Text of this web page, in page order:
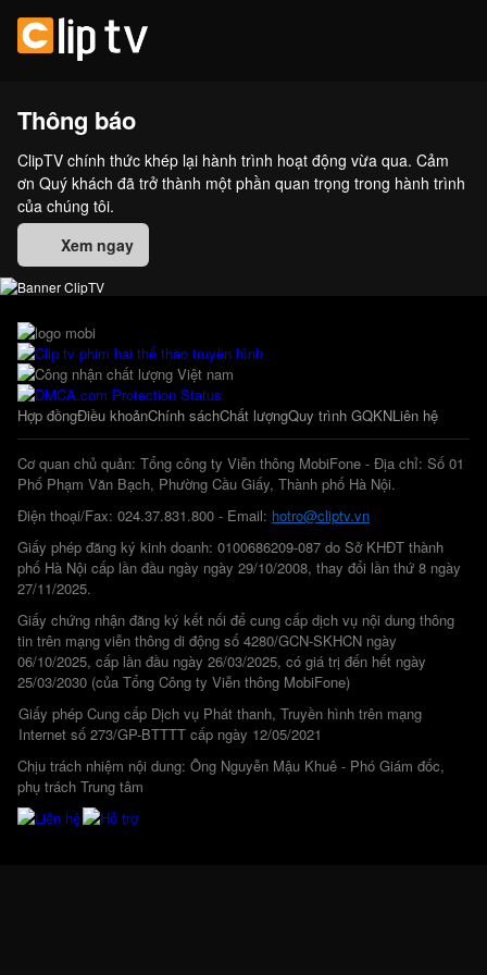
Thông báo
ClipTV chính thức khép lại hành trình hoạt động vừa qua. Cảm
ơn Quý khách đã trở thành một phần quan trọng trong hành trình
của chúng tôi.
Xem ngay
Hợp đồngĐiều khoảnChính sáchChất lượngQuy trình GQKNLiên hệ
Cơ quan chủ quản: Tổng công ty Viễn thông MobiFone - Địa chỉ: Số 01
Phố Phạm Văn Bạch, Phường Cầu Giấy, Thành phố Hà Nội.
Điện thoại/Fax: 024.37.831.800 - Email: hotro@cliptv.vn
Giấy phép đăng ký kinh doanh: 0100686209-087 do Sở KHĐT thành
phố Hà Nội cấp lần đầu ngày ngày 29/10/2008, thay đổi lần thứ 8 ngày
27/11/2025.
Giấy chứng nhận đăng ký kết nối để cung cấp dịch vụ nội dung thông
tin trên mạng viễn thông di động số 4280/GCN-SKHCN ngày
06/10/2025, cấp lần đầu ngày 26/03/2025, có giá trị đến hết ngày
25/03/2030 (của Tổng Công ty Viễn thông MobiFone)
Giấy phép Cung cấp Dịch vụ Phát thanh, Truyền hình trên mạng
Internet số 273/GP-BTTTT cấp ngày 12/05/2021
Chịu trách nhiệm nội dung: Ông Nguyễn Mậu Khuê - Phó Giám đốc,
phụ trách Trung tâm